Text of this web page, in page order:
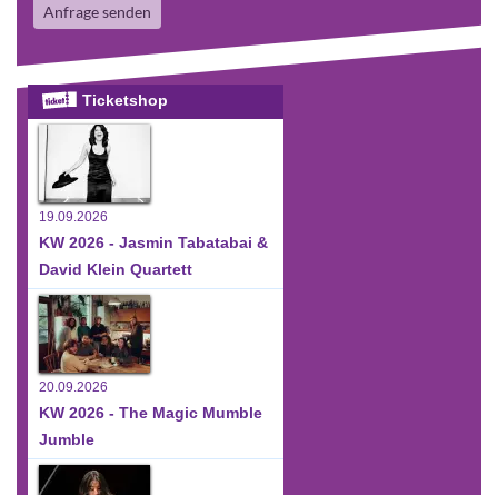
Anfrage senden
Ticketshop
19.09.2026
KW 2026 - Jasmin Tabatabai &
David Klein Quartett
20.09.2026
KW 2026 - The Magic Mumble
Jumble